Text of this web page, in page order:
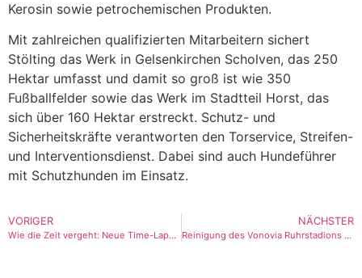
Kerosin sowie petrochemischen Produkten.
Mit zahlreichen qualifizierten Mitarbeitern sichert
Stölting das Werk in Gelsenkirchen Scholven, das 250
Hektar umfasst und damit so groß ist wie 350
Fußballfelder sowie das Werk im Stadtteil Horst, das
sich über 160 Hektar erstreckt. Schutz- und
Sicherheitskräfte verantworten den Torservice, Streifen-
und Interventionsdienst. Dabei sind auch Hundeführer
mit Schutzhunden im Einsatz.
VORIGER
Wie die Zeit vergeht: Neue Time-Lapse-Funktion für die Detektorkamera
NÄCHSTER
Reinigung des Vonovia Ruhrstadions und der ZAG-Arena in Hannover